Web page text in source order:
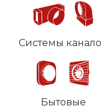
Системы
Бытовые